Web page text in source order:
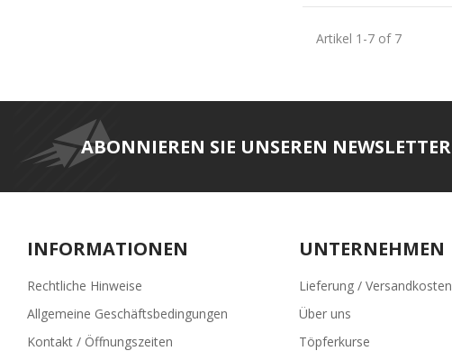
Artikel 1-7 of 7
ABONNIEREN SIE UNSEREN NEWSLETTER
INFORMATIONEN
Rechtliche Hinweise
Allgemeine Geschäftsbedingungen
Kontakt / Öffnungszeiten
UNTERNEHMEN
Lieferung / Versandkosten
Über uns
Töpferkurse